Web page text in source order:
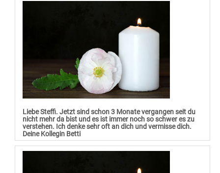
Liebe Steffi. Jetzt sind schon 3 Monate vergangen seit du
nicht mehr da bist und es ist immer noch so schwer es zu
verstehen. Ich denke sehr oft an dich und vermisse dich.
Deine Kollegin Betti